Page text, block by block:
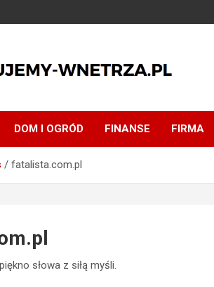
wnetrza.pl
DOM I OGRÓD FINANSE FIRMA
fatalista.com.pl
słowa z siłą myśli.